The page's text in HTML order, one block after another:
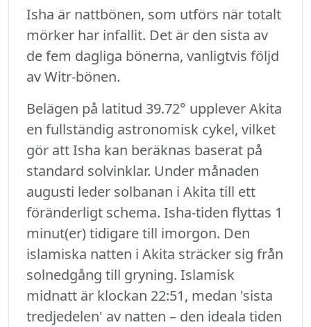
Isha är nattbönen, som utförs när totalt
mörker har infallit. Det är den sista av
de fem dagliga bönerna, vanligtvis följd
av Witr-bönen.
Belägen på latitud 39.72° upplever Akita
en fullständig astronomisk cykel, vilket
gör att Isha kan beräknas baserat på
standard solvinklar. Under månaden
augusti leder solbanan i Akita till ett
föränderligt schema. Isha-tiden flyttas 1
minut(er) tidigare till imorgon. Den
islamiska natten i Akita sträcker sig från
solnedgång till gryning. Islamisk
midnatt är klockan 22:51, medan 'sista
tredjedelen' av natten – den ideala tiden